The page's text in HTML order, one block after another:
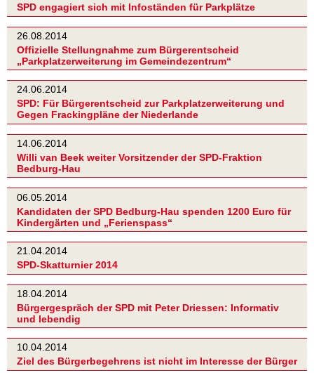
SPD engagiert sich mit Infoständen für Parkplätze
26.08.2014
Offizielle Stellungnahme zum Bürgerentscheid
„Parkplatzerweiterung im Gemeindezentrum“
24.06.2014
SPD: Für Bürgerentscheid zur Parkplatzerweiterung und
Gegen Frackingpläne der Niederlande
14.06.2014
Willi van Beek weiter Vorsitzender der SPD-Fraktion
Bedburg-Hau
06.05.2014
Kandidaten der SPD Bedburg-Hau spenden 1200 Euro für
Kindergärten und „Ferienspass“
21.04.2014
SPD-Skatturnier 2014
18.04.2014
Bürgergespräch der SPD mit Peter Driessen: Informativ
und lebendig
10.04.2014
Ziel des Bürgerbegehrens ist nicht im Interesse der Bürger